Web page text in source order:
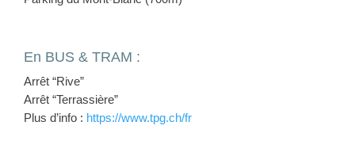
En BUS & TRAM :
Arrêt “Rive”
Arrêt “Terrassière”
Plus d’info : https://www.tpg.ch/fr